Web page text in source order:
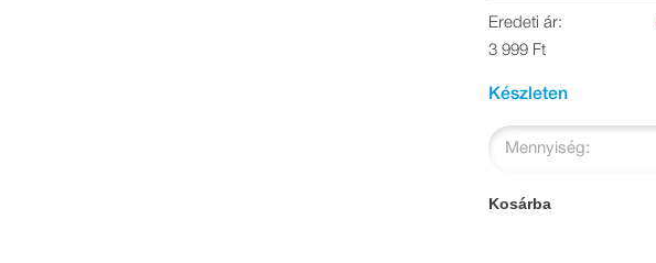
Eredeti ár:
3 999 Ft
Készleten
Mennyiség:
Kosárba